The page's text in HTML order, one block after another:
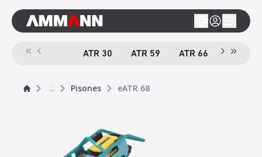
ATR 30 ATR 59 ATR 66 eATR 68
... Pisones eATR 68